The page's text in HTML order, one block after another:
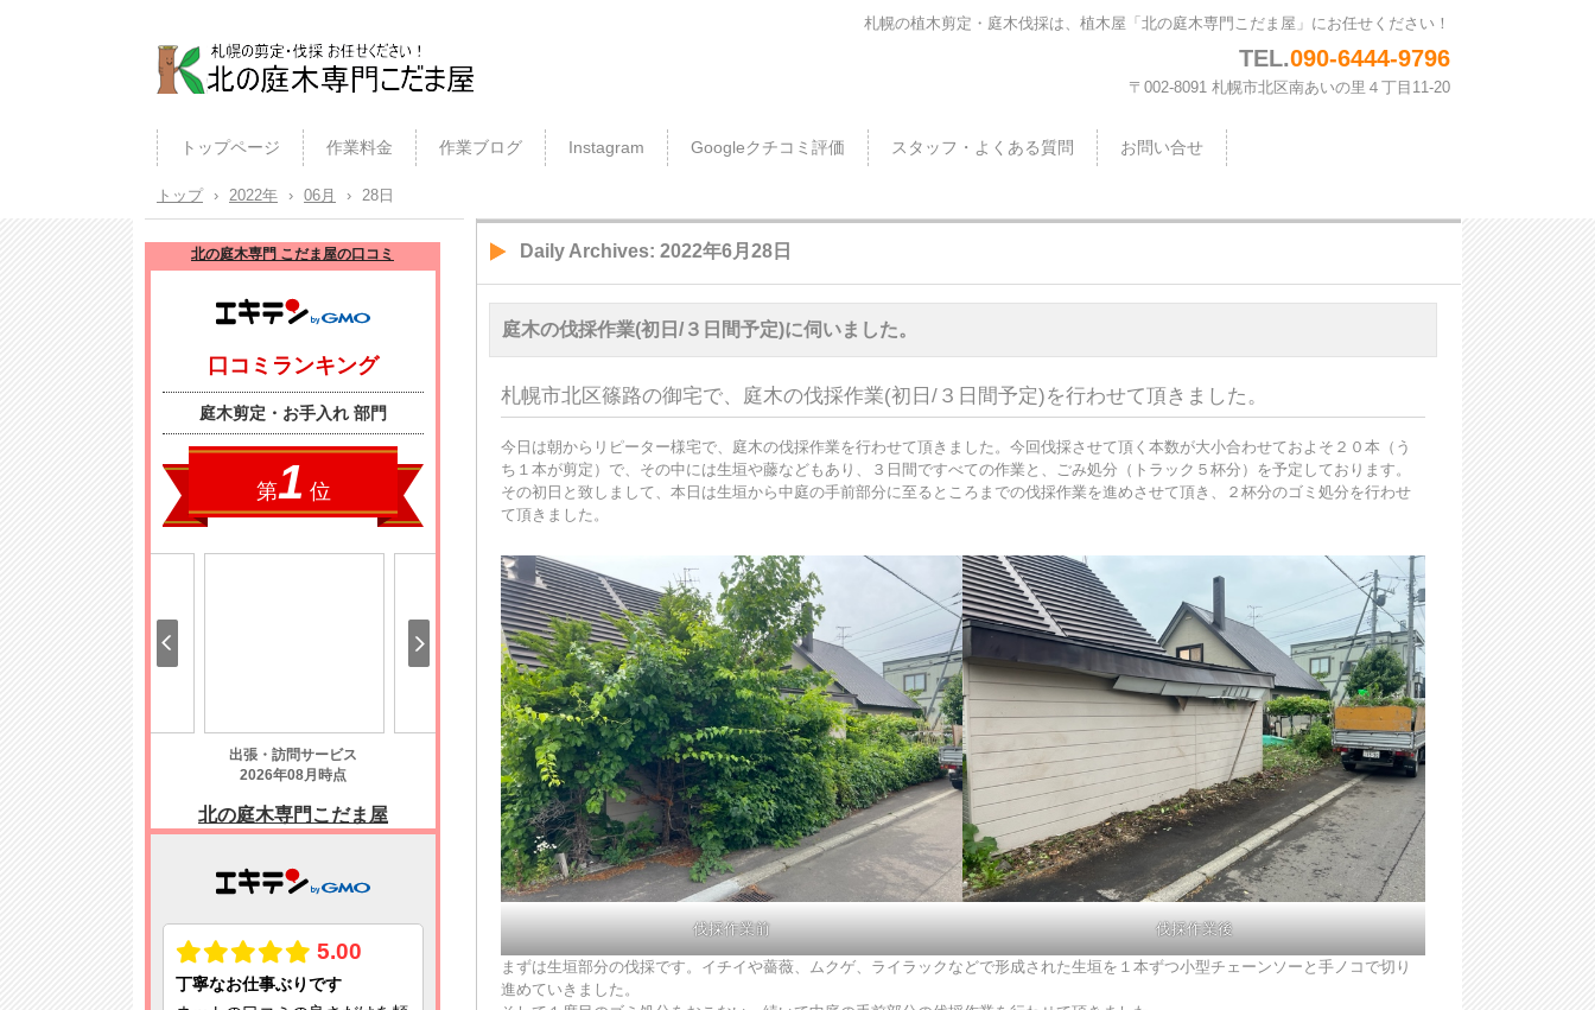
植木屋）
札幌の植木剪定・庭木伐採は、植木屋「北の庭木専門こだま屋」にお任せください！
TEL.090-6444-9796
〒002-8091 札幌市北区南あいの里４丁目11-20
トップページ 作業料金 作業ブログ Instagram Googleクチコミ評価 スタッフ・よくある質問 お問い合せ
トップ › 2022年 › 06月 › 28日
Daily Archives: 2022年6月28日
庭木の伐採作業(初日/３日間予定)に伺いました。
札幌市北区篠路の御宅で、庭木の伐採作業(初日/３日間予定)を行わせて頂きました。
今日は朝からリピーター様宅で、庭木の伐採作業を行わせて頂きました。今回伐採させて頂く本数が大小合わせておよそ２０本（う
ち１本が剪定）で、その中には生垣や藤などもあり、３日間ですべての作業と、ごみ処分（トラック５杯分）を予定しております。
その初日と致しまして、本日は生垣から中庭の手前部分に至るところまでの伐採作業を進めさせて頂き、２杯分のゴミ処分を行わせ
て頂きました。
伐採作業前 伐採作業後
まずは生垣部分の伐採です。イチイや薔薇、ムクゲ、ライラックなどで形成された生垣を１本ずつ小型チェーンソーと手ノコで切り
進めていきました。
北の庭木専門 こだま屋の口コミ